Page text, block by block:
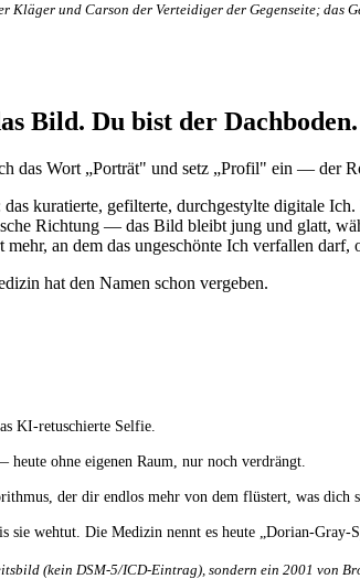
Kläger und Carson der Verteidiger der Gegenseite;
Bild. Du bist der Dachboden.
das Wort „Porträt" und setz „Profil" ein — der
kuratierte, gefilterte, durchgestylte digitale
Richtung — das Bild bleibt jung und glatt,
an dem das ungeschönte Ich verfallen
hat den Namen schon vergeben.
KI-retuschierte Selfie.
ohne eigenen Raum, nur noch verdrängt.
der dir endlos mehr von dem flüstert, was dich
wehtut. Die Medizin nennt es heute „Dorian-Gray-
(kein DSM-5/ICD-Eintrag), sondern ein 2001 von